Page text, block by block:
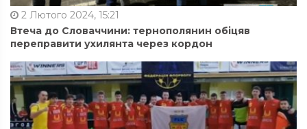
2 Лютого 2024, 15:21
Втеча до Словаччини: тернополянин обіцяв
переправити ухилянта через кордон